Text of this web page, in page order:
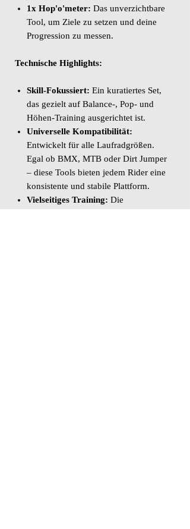
1x Hop'o'meter: Das unverzichtbare
Tool, um Ziele zu setzen und deine
Progression zu messen.
Technische Highlights:
Skill-Fokussiert: Ein kuratiertes Set,
das gezielt auf Balance-, Pop- und
Höhen-Training ausgerichtet ist.
Universelle Kompatibilität:
Entwickelt für alle Laufradgrößen.
Egal ob BMX, MTB oder Dirt Jumper
– diese Tools bieten jedem Rider eine
konsistente und stabile Plattform.
Vielseitiges Training: Die